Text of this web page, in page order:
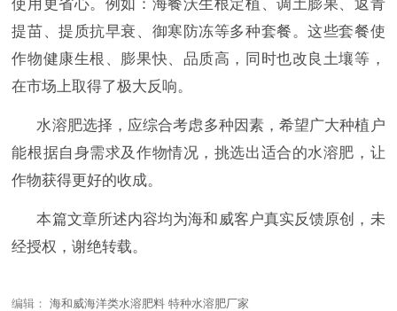
使用更省心。例如：海餐沃生根定植、调土膨果、返青
提苗、提质抗早衰、御寒防冻等多种套餐。这些套餐使
作物健康生根、膨果快、品质高 ，同时也改良土壤等，
在市场上取得了极大反响。
水溶肥选择，应综合考虑多种因素， 希望广大种植户
能根据自身需求及作物情况，挑选出适合的水溶肥 ，让
作物获得更好的收成。
本篇文章所述内容均为海和威客户真实反馈原创，未
经授权，谢绝转载。
编辑：海和威海洋类水溶肥料 特种水溶肥厂家